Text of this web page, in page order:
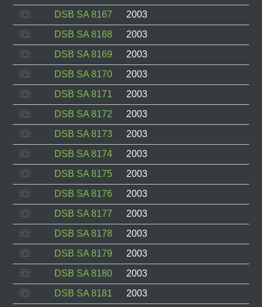
DSB SA 8167
2003
DSB SA 8168
2003
DSB SA 8169
2003
DSB SA 8170
2003
DSB SA 8171
2003
DSB SA 8172
2003
DSB SA 8173
2003
DSB SA 8174
2003
DSB SA 8175
2003
DSB SA 8176
2003
DSB SA 8177
2003
DSB SA 8178
2003
DSB SA 8179
2003
DSB SA 8180
2003
DSB SA 8181
2003